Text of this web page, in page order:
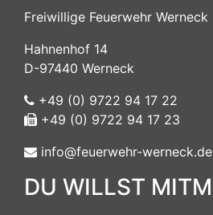
Freiwillige Feuerwehr Werneck
Hahnenhof 14
D-97440 Werneck
+49 (0) 9722 94 17 22
+49 (0) 9722 94 17 23
info@feuerwehr-werneck.de
DU WILLST